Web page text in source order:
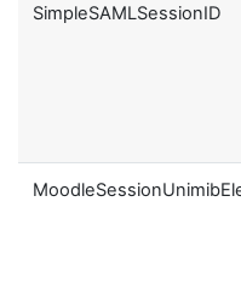
SimpleSAMLSessionID